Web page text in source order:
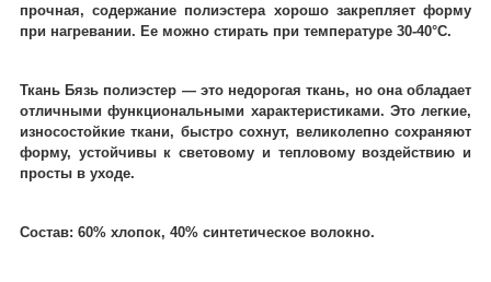
прочная, содержание полиэстера хорошо закрепляет форму
при нагревании. Ее можно стирать при температуре 30-40°C.
Ткань Бязь полиэстер ― это недорогая ткань, но она обладает
отличными функциональными характеристиками. Это легкие,
износостойкие ткани, быстро сохнут, великолепно сохраняют
форму, устойчивы к световому и тепловому воздействию и
просты в уходе.
Состав: 60% хлопок, 40% синтетическое волокно.